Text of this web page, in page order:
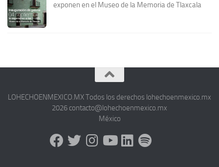
exponen en el Museo de la Memoria de Tlaxcala
LOHECHOENMEXICO.MX Todos los derechos lohechoenmexico.mx
2026 contacto@lohechoenmexico.mx
México